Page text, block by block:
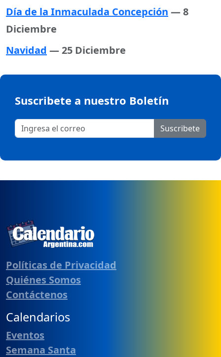
Día de la Inmaculada Concepción — 8
Diciembre
Navidad — 25 Diciembre
Suscribete a nuestro Boletín
Suscribete
Políticas de Privacidad
Quiénes Somos
Contáctenos
Calendarios
Eventos
Semana Santa